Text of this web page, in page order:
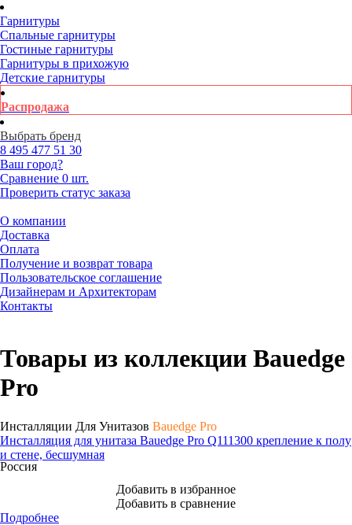
Гарнитуры
Спальные гарнитуры
Гостиные гарнитуры
Гарнитуры в прихожую
Детские гарнитуры
Распродажа
Выбрать бренд
8 495 477 51 30
Ваш город?
Сравнение 0 шт.
Проверить статус заказа
О компании
Доставка
Оплата
Получение и возврат товара
Пользовательское соглашение
Дизайнерам и Архитекторам
Контакты
Товары из коллекции Bauedge
Pro
Инсталляции Для Унитазов Bauedge Pro
Инсталляция для унитаза Bauedge Pro Q111300 крепление к полу
и стене, бесшумная
Россия
Добавить в избранное
Добавить в сравнение
Подробнее